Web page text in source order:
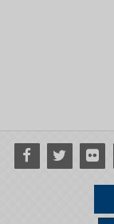
Facebook
Twitter Flickr